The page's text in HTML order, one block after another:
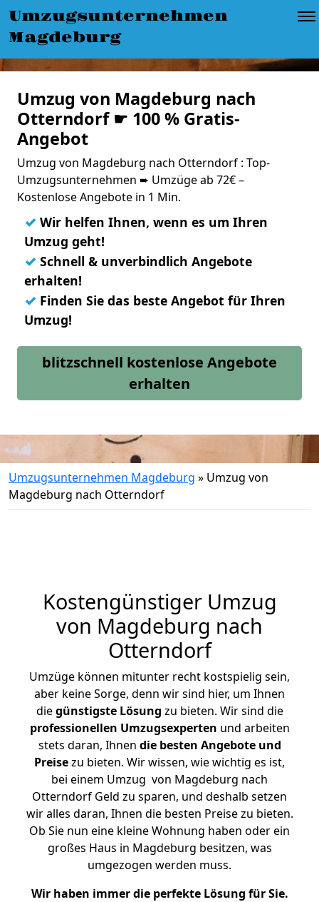
Umzugsunternehmen
Magdeburg
Umzug von Magdeburg nach
Otterndorf ☛ 100 % Gratis-
Angebot
Umzug von Magdeburg nach Otterndorf : Top-
Umzugsunternehmen ➨ Umzüge ab 72€ –
Kostenlose Angebote in 1 Min.
✓ Wir helfen Ihnen, wenn es um Ihren
Umzug geht!
✓ Schnell & unverbindlich Angebote
erhalten!
✓ Finden Sie das beste Angebot für Ihren
Umzug!
blitzschnell kostenlose Angebote
erhalten
Umzugsunternehmen Magdeburg » Umzug von
Magdeburg nach Otterndorf
Kostengünstiger Umzug
von Magdeburg nach
Otterndorf
Umzüge können mitunter recht kostspielig sein,
aber keine Sorge, denn wir sind hier, um Ihnen
diegünstigste Lösung zu bieten. Wir sind die
professionellen Umzugsexperten und arbeiten
stets daran, Ihnen die besten Angebote und
Preisezu bieten. Wir wissen, wie wichtig es ist,
bei einem Umzug von Magdeburg nach
Otterndorf Geld zu sparen, und deshalb setzen
wir alles daran, Ihnen die besten Preise zu bieten.
Ob Sie nun eine kleine Wohnung haben oder ein
großes Haus in Magdeburg besitzen, was
umgezogen werden muss.
Wir haben immer die perfekte Lösung für Sie.